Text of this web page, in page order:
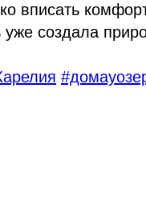
вписать
уже создала